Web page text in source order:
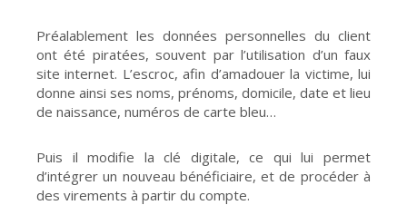
Préalablement les données personnelles du client
ont été piratées, souvent par l’utilisation d’un faux
site internet. L’escroc, afin d’amadouer la victime, lui
donne ainsi ses noms, prénoms, domicile, date et lieu
de naissance, numéros de carte bleu…
Puis il modifie la clé digitale, ce qui lui permet
d’intégrer un nouveau bénéficiaire, et de procéder à
des virements à partir du compte.